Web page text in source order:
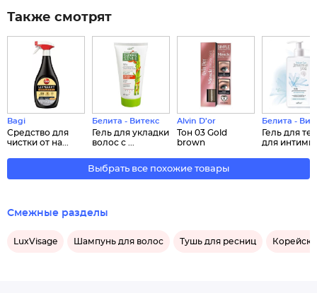
Также смотрят
Bagi
Средство для
чистки от на...
Белита - Витекс
Гель для укладки
волос с ...
Alvin D’or
Тон 03 Gold
brown
Белита -
Гель для
для
Выбрать все похожие товары
Смежные разделы
LuxVisage Шампунь для волос Тушь для ресниц